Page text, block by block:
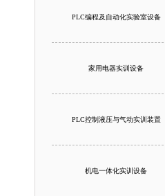
PLC编程及自动化实验室设备
家用电器实训设备
PLC控制液压与气动实训装置
机电一体化实训设备